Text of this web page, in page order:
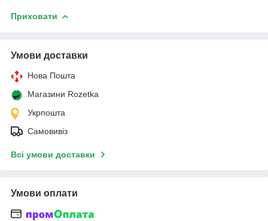
Приховати
Умови доставки
Нова Пошта
Магазини Rozetka
Укрпошта
Самовивіз
Всі умови доставки
Умови оплати